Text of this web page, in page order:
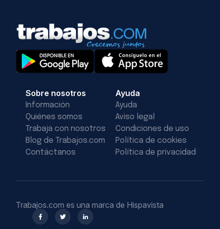
Sobre nosotros
Información
Quiénes somos
Trabaja con nosotros
Blog de Trabajos.com
Contáctanos
Ayuda
Ayuda
Aviso legal
Condiciones de uso
Política de cookies
Política de privacidad
Trabajos.com es una marca de Hispavista